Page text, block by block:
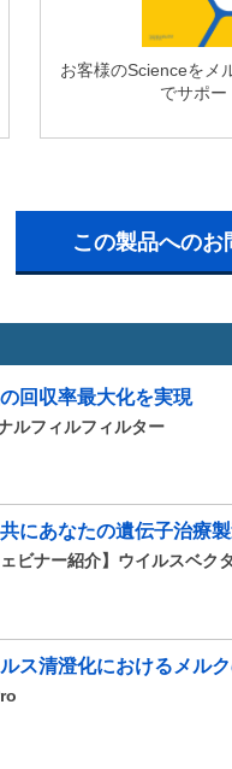
お客様のScienceをメ
でサポー
この製品へのお
回収率最大化を実現
ルフィルフィルター
にあなたの遺伝子治療
ェビナー紹介】ウイルスベ
ス清澄化におけるメル